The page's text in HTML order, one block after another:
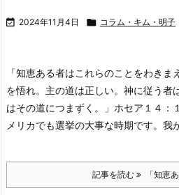
 2024年11月4日  コラム・キム・明子
「知恵ある者はこれらのことをわき
を悟れ。主の道は正しい。神に従う者
はその道につまずく。」ホセア１４：
メリカでも選挙の大事な時期です。我
記事を読む 「知恵